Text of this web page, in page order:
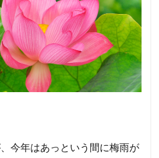
今年はあっという間に梅雨が